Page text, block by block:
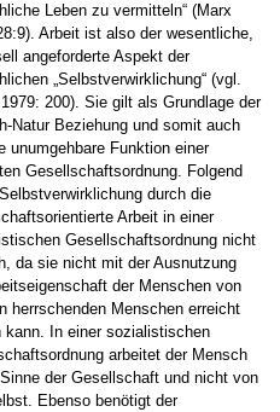
Leben zu vermitteln“ (Marx
Arbeit ist also der wesentliche,
angeforderte Aspekt der
„Selbstverwirklichung“ (vgl.
200). Sie gilt als Grundlage der
Natur Beziehung und somit auch
unumgehbare Funktion einer
Gesellschaftsordnung. Folgend
durch die
Arbeit in einer
Gesellschaftsordnung nicht
da sie nicht mit der Ausnutzung
der Menschen von
herrschenden Menschen erreicht
kann. In einer sozialistischen
arbeitet der Mensch
der Gesellschaft und nicht von
Ebenso benötigt der